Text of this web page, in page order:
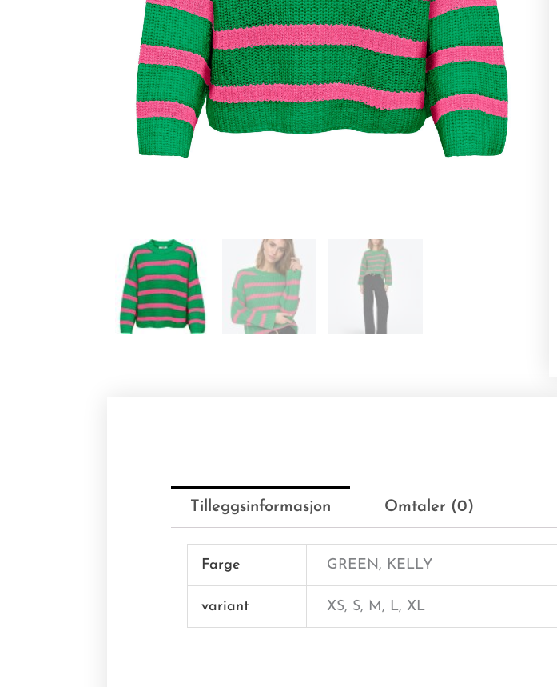
Tilleggsinformasjon Omtaler (0)
Farge GREEN, KELLY
variant XS, S, M, L, XL